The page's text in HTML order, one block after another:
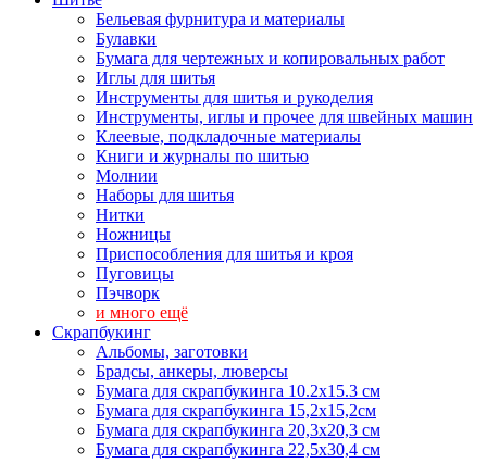
Бельевая фурнитура и материалы
Булавки
Бумага для чертежных и копировальных работ
Иглы для шитья
Инструменты для шитья и рукоделия
Инструменты, иглы и прочее для швейных машин
Клеевые, подкладочные материалы
Книги и журналы по шитью
Молнии
Наборы для шитья
Нитки
Ножницы
Приспособления для шитья и кроя
Пуговицы
Пэчворк
и много ещё
Скрапбукинг
Альбомы, заготовки
Брадсы, анкеры, люверсы
Бумага для скрапбукинга 10.2х15.3 см
Бумага для скрапбукинга 15,2х15,2см
Бумага для скрапбукинга 20,3х20,3 см
Бумага для скрапбукинга 22,5х30,4 см